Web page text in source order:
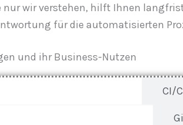
wir verstehen, hilft Ihnen
für die automatisierten
und ihr Business-Nutzen
CI/